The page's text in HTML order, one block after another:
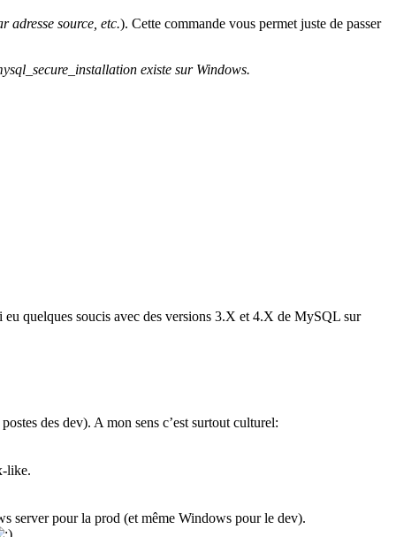
adresse source, etc.). Cette commande vous permet juste de passer
existe sur Windows.
quelques soucis avec des versions 3.X et 4.X de MySQL sur
des dev). A mon sens c’est surtout culturel:
like.
server pour la prod (et même Windows pour le dev).